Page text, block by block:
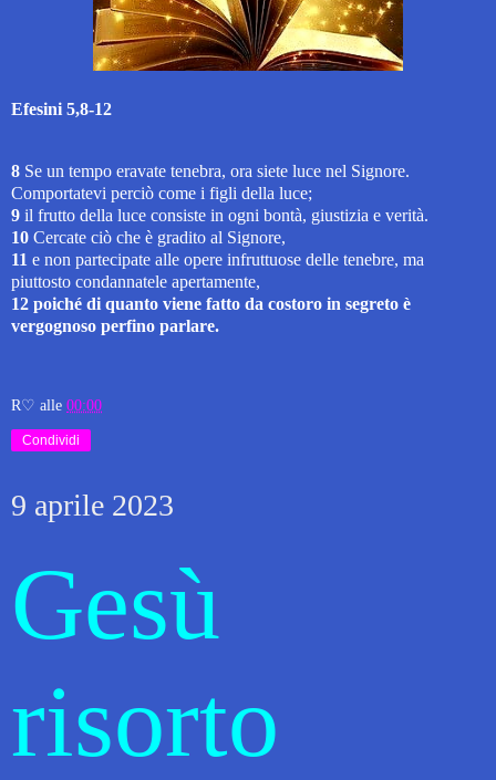
Efesini 5,8-12
8 Se un tempo eravate tenebra, ora siete luce nel Signore.
Comportatevi perciò come i figli della luce;
9 il frutto della luce consiste in ogni bontà, giustizia e verità.
10 Cercate ciò che è gradito al Signore,
11 e non partecipate alle opere infruttuose delle tenebre, ma
piuttosto condannatele apertamente,
12 poiché di quanto viene fatto da costoro in segreto è
vergognoso perfino parlare.
R♡ alle 00:00
Condividi
9 aprile 2023
Gesù
risorto